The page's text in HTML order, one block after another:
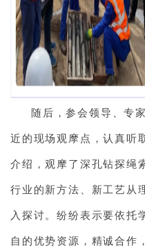
随后，参会领导、专
近的现场观摩点，认真听
介绍，观摩了深孔钻探绳
行业的新方法、新工艺从
入探讨。纷纷表示要依托
自的优势资源，精诚合作